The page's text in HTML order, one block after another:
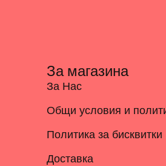
За магазина
За Нас
Общи условия и
Политика за бисквитки
Доставка